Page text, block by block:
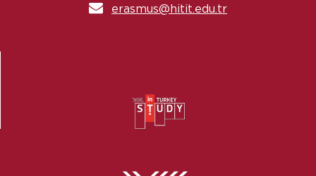
erasmus@hitit.edu.tr